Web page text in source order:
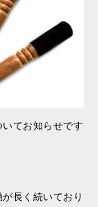
てお知らせです
長く続いており